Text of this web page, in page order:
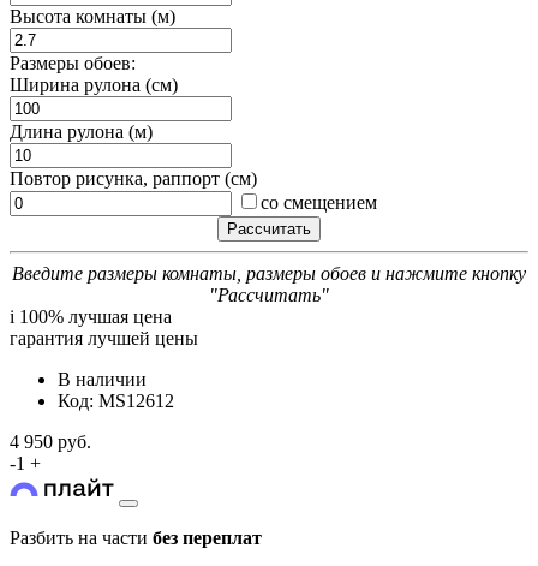
Высота комнаты (м)
Размеры обоев:
Ширина рулона (см)
Длина рулона (м)
Повтор рисунка, раппорт (см)
со смещением
Введите размеры комнаты, размеры обоев и нажмите кнопку
"Рассчитать"
i 100% лучшая цена
гарантия лучшей цены
В наличии
Код: MS12612
4 950 руб.
-1 +
Разбить на части без переплат